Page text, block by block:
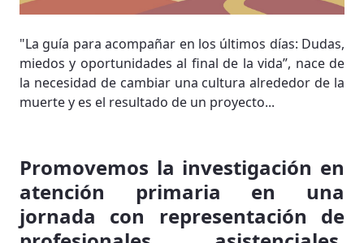
"La guía para acompañar en los últimos días: Dudas,
miedos y oportunidades al final de la vida”, nace de
la necesidad de cambiar una cultura alrededor de la
muerte y es el resultado de un proyecto...
Promovemos la investigación en
atención primaria en una
jornada con representación de